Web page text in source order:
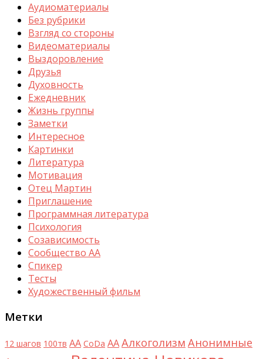
Аудиоматериалы
Без рубрики
Взгляд со стороны
Видеоматериалы
Выздоровление
Друзья
Духовность
Ежедневник
Жизнь группы
Заметки
Интересное
Картинки
Литература
Мотивация
Отец Мартин
Приглашение
Программная литература
Психология
Созависимость
Сообщество АА
Спикер
Тесты
Художественный фильм
Метки
12 шагов 100тв AA CoDa АААлкоголизм Анонимные